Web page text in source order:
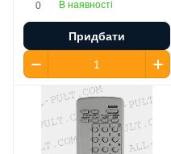
0 В наявності
Придбати